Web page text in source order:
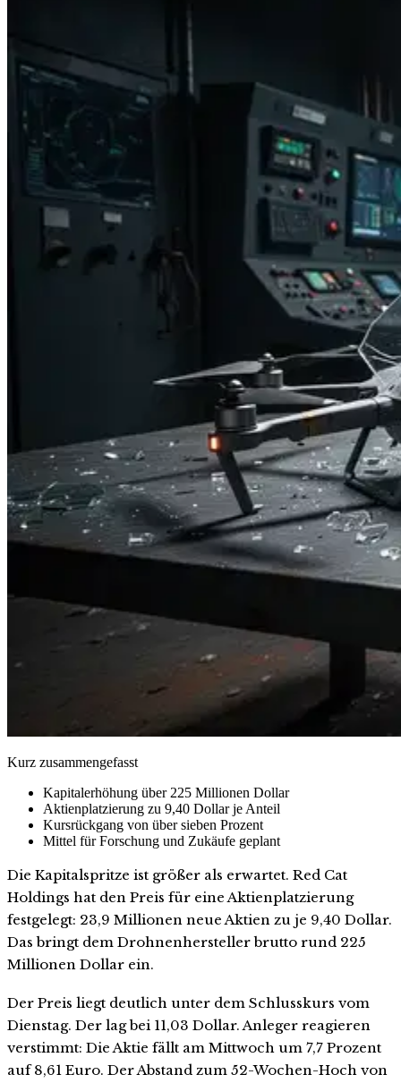
Kurz zusammengefasst
Kapitalerhöhung über 225 Millionen Dollar
Aktienplatzierung zu 9,40 Dollar je Anteil
Kursrückgang von über sieben Prozent
Mittel für Forschung und Zukäufe geplant
Die Kapitalspritze ist größer als erwartet. Red Cat
Holdings hat den Preis für eine Aktienplatzierung
festgelegt: 23,9 Millionen neue Aktien zu je 9,40 Dollar.
Das bringt dem Drohnenhersteller brutto rund 225
Millionen Dollar ein.
Der Preis liegt deutlich unter dem Schlusskurs vom
Dienstag. Der lag bei 11,03 Dollar. Anleger reagieren
verstimmt: Die Aktie fällt am Mittwoch um 7,7 Prozent
auf 8,61 Euro. Der Abstand zum 52-Wochen-Hoch von